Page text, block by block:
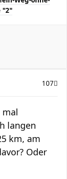
"2"
107
mal
langen
km, am
Oder